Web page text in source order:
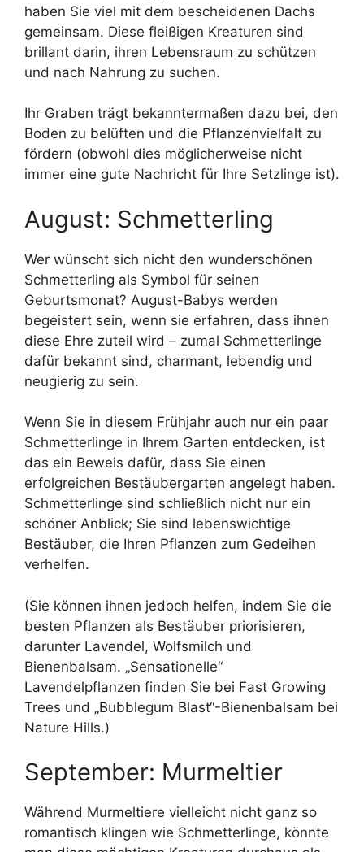
haben Sie viel mit dem bescheidenen Dachs
gemeinsam. Diese fleißigen Kreaturen sind
brillant darin, ihren Lebensraum zu schützen
und nach Nahrung zu suchen.
Ihr Graben trägt bekanntermaßen dazu bei, den
Boden zu belüften und die Pflanzenvielfalt zu
fördern (obwohl dies möglicherweise nicht
immer eine gute Nachricht für Ihre Setzlinge ist).
August: Schmetterling
Wer wünscht sich nicht den wunderschönen
Schmetterling als Symbol für seinen
Geburtsmonat? August-Babys werden
begeistert sein, wenn sie erfahren, dass ihnen
diese Ehre zuteil wird – zumal Schmetterlinge
dafür bekannt sind, charmant, lebendig und
neugierig zu sein.
Wenn Sie in diesem Frühjahr auch nur ein paar
Schmetterlinge in Ihrem Garten entdecken, ist
das ein Beweis dafür, dass Sie einen
erfolgreichen Bestäubergarten angelegt haben.
Schmetterlinge sind schließlich nicht nur ein
schöner Anblick; Sie sind lebenswichtige
Bestäuber, die Ihren Pflanzen zum Gedeihen
verhelfen.
(Sie können ihnen jedoch helfen, indem Sie die
besten Pflanzen als Bestäuber priorisieren,
darunter Lavendel, Wolfsmilch und
Bienenbalsam. „Sensationelle“
Lavendelpflanzen finden Sie bei Fast Growing
Trees und „Bubblegum Blast“-Bienenbalsam bei
Nature Hills.)
September: Murmeltier
Während Murmeltiere vielleicht nicht ganz so
romantisch klingen wie Schmetterlinge, könnte